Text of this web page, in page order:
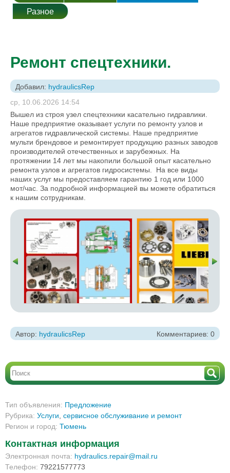
Разное
Ремонт спецтехники.
Добавил: hydraulicsRep
ср, 10.06.2026 14:54
Вышел из строя узел спецтехники касательно гидравлики.
Наше предприятие оказывает услуги по ремонту узлов и
агрегатов гидравлической системы. Наше предприятие
мульти брендовое и ремонтирует продукцию разных заводов
производителей отечественных и зарубежных. На
протяжении 14 лет мы накопили большой опыт касательно
ремонта узлов и агрегатов гидросистемы. На все виды
наших услуг мы предоставляем гарантию 1 год или 1000
мот/час. За подробной информацией вы можете обратиться
к нашим сотрудникам.
Автор: hydraulicsRep Комментариев: 0
Тип объявления: Предложение
Рубрика: Услуги сервисное обслуживание и ремонт
Регион и город: Тюмень
Контактная информация
Электронная почта: hydraulics.repair@mail.ru
Телефон: 79221577773